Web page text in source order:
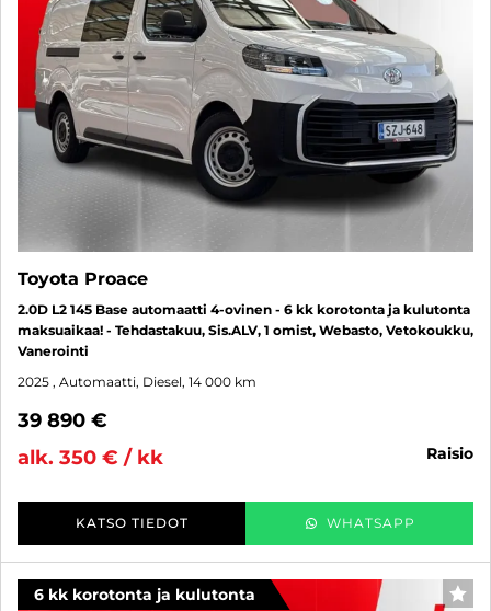
Toyota Proace
2.0D L2 145 Base automaatti 4-ovinen - 6 kk korotonta ja kulutonta
maksuaikaa! - Tehdastakuu, Sis.ALV, 1 omist, Webasto, Vetokoukku,
Vanerointi
2025 , Automaatti, Diesel, 14 000 km
39 890 €
alk. 350 € / kk
raisio
KATSO TIEDOT WHATSAPP
6 kk korotonta ja kulutonta